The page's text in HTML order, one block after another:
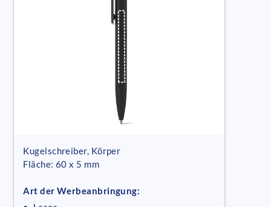
Kugelschreiber, Körper
Fläche: 60 x 5 mm
Art der Werbeanbringung: